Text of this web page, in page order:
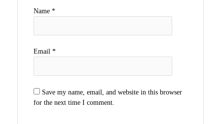
Name *
Email *
Save my name, email, and website in this browser
for the next time I comment.